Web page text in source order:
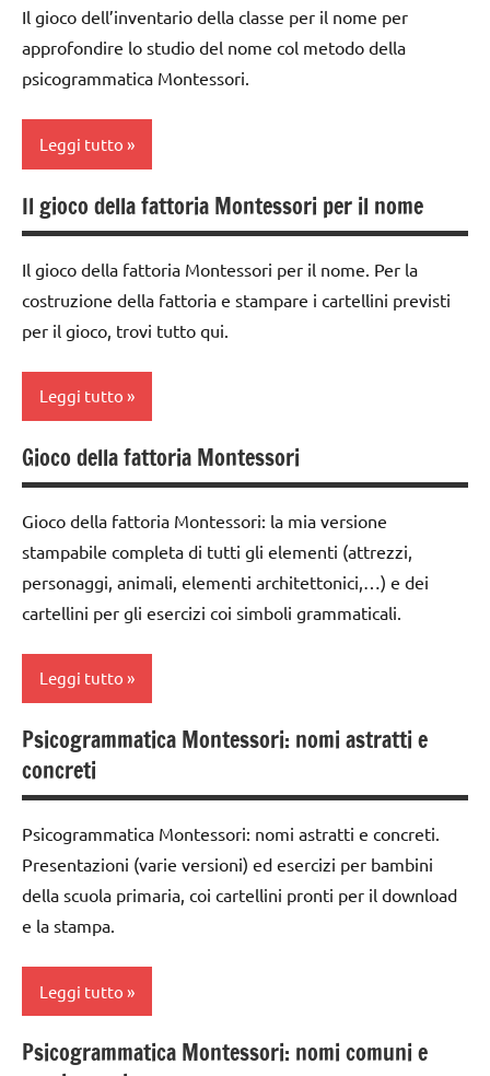
TUTTI GLI
ARTICOLI
materiale
didattico
nomenclature
psicogrammatica
TUTTI GLI
PER ETA'
ARTICOLI
anni
DIDATTICA
MONTESSORI
italiano
MONTESSORI
materiale
didattico
Montessori
psicogrammatica
Montessori
TUTTI GLI
PER ETA'
TUTTI GLI
Montessori
classe
1a
classe
2a
3a
6
anni
GUIDA
DIDATTICA
MONTESSORI
italiano
LINGUAGGIO
MONTESSORI
materiale
didattico
Montessori
psicogrammatica
Montessori
TUTTI GLI
PER ETA'
TUTTI GLI
ARTICOLI
Il gioco dell’inventario della classe per il nome per
approfondire lo studio del nome col metodo della
psicogrammatica Montessori.
Leggi tutto
analisi
grammaticale
Montessori
classe
1a
classe
2a
3a
6
anni
DIDATTICA
MONTESSORI
LINGUAGGIO
psicogrammatica
TUTTI GLI
ARTICOLI
Il gioco della fattoria Montessori per il nome
Il gioco della fattoria Montessori per il nome. Per la
costruzione della fattoria e stampare i cartellini previsti
per il gioco, trovi tutto qui.
Leggi tutto
analisi
grammaticale
Montessori
classe
1a
classe
2a
classe
MONTESSORI
MONTESSORI
psicogrammatica
Montessori
Gioco della fattoria Montessori
Gioco della fattoria Montessori: la mia versione
stampabile completa di tutti gli elementi (attrezzi,
personaggi, animali, elementi architettonici,…) e dei
cartellini per gli esercizi coi simboli grammaticali.
Leggi tutto
analisi del
periodo
Montessori
analisi
grammaticale
Montessori
analisi
Montessori
classe
Psicogrammatica Montessori: nomi astratti e
concreti
Psicogrammatica Montessori: nomi astratti e concreti.
Presentazioni (varie versioni) ed esercizi per bambini
della scuola primaria, coi cartellini pronti per il download
e la stampa.
Leggi tutto
analisi
Psicogrammatica Montessori: nomi comuni e